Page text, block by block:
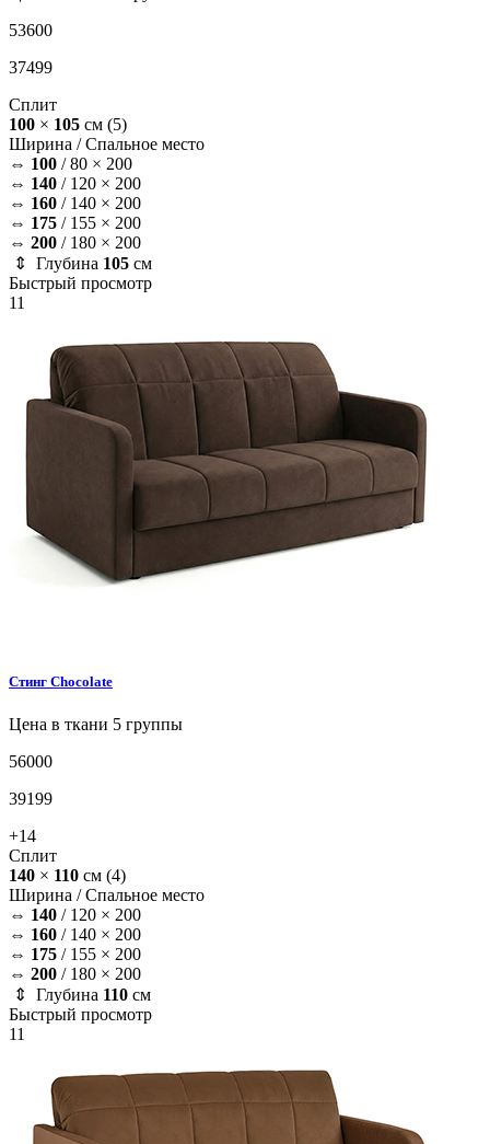
53600
37499
Сплит
100 × 105 см (5)
Ширина /Спальное место
⇔ 100 /80 × 200
⇔ 140 / 120 × 200
⇔ 160 / 140 × 200
⇔ 175 / 155 × 200
⇔ 200 / 180 × 200
⇕ Глубина 105 см
Быстрый просмотр
11
Стинг Chocolate
Цена в ткани 5 группы
56000
39199
+14
Сплит
140 × 110 см (4)
Ширина /Спальное место
⇔ 140 / 120 × 200
⇔ 160 / 140 × 200
⇔ 175 / 155 × 200
⇔ 200 / 180 × 200
⇕ Глубина 110 см
Быстрый просмотр
11